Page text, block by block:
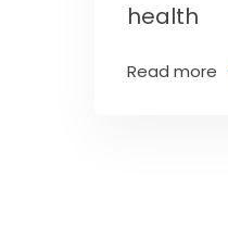
health
Read more